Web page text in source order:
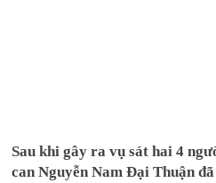
Sau khi gây ra vụ sát hai 4
can Nguyễn Nam Đại Thuận